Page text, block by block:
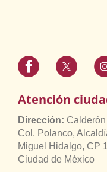
Atención
Dirección:
Col. Polanco,
Miguel Hidalgo, CP
Ciudad de México